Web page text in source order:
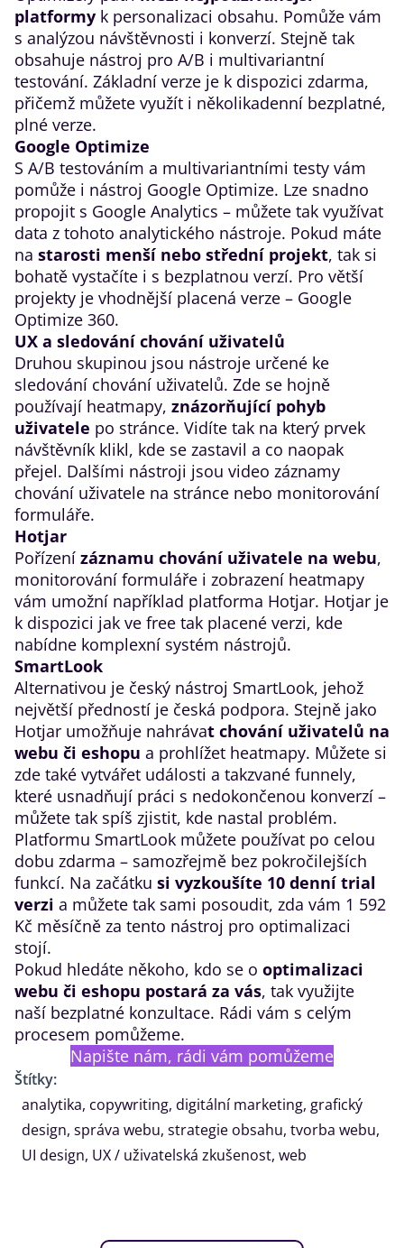
platformy k personalizaci obsahu. Pomůže vám
s analýzou návštěvnosti i konverzí. Stejně tak
obsahuje nástroj pro A/B i multivariantní
testování. Základní verze je k dispozici zdarma,
přičemž můžete využít i několikadenní bezplatné,
plné verze.
Google Optimize
S A/B testováním a multivariantními testy vám
pomůže i nástroj Google Optimize. Lze snadno
propojit s Google Analytics – můžete tak využívat
data z tohoto analytického nástroje. Pokud máte
na starosti menší nebo střední projekt, tak si
bohatě vystačíte i s bezplatnou verzí. Pro větší
projekty je vhodnější placená verze – Google
Optimize 360.
UX a sledování chování uživatelů
Druhou skupinou jsou nástroje určené ke
sledování chování uživatelů. Zde se hojně
používají heatmapy, znázorňující pohyb
uživatele po stránce. Vidíte tak na který prvek
návštěvník klikl, kde se zastavil a co naopak
přejel. Dalšími nástroji jsou video záznamy
chování uživatele na stránce nebo monitorování
formuláře.
Hotjar
Pořízení záznamu chování uživatele na webu,
monitorování formuláře i zobrazení heatmapy
vám umožní například platforma Hotjar. Hotjar je
k dispozici jak ve free tak placené verzi, kde
nabídne komplexní systém nástrojů.
SmartLook
Alternativou je český nástroj SmartLook, jehož
největší předností je česká podpora. Stejně jako
Hotjar umožňuje nahrávat chování uživatelů na
webu či eshopu a prohlížet heatmapy. Můžete si
zde také vytvářet události a takzvané funnely,
které usnadňují práci s nedokončenou konverzí –
můžete tak spíš zjistit, kde nastal problém.
Platformu SmartLook můžete používat po celou
dobu zdarma – samozřejmě bez pokročilejších
funkcí. Na začátku si vyzkoušíte 10 denní trial
verzi a můžete tak sami posoudit, zda vám 1 592
Kč měsíčně za tento nástroj pro optimalizaci
stojí.
Pokud hledáte někoho, kdo se o optimalizaci
webu či eshopu postará za vás, tak využijte
naší bezplatné konzultace. Rádi vám s celým
procesem pomůžeme.
Napište nám, rádi vám pomůžeme
Štítky:
analytika, copywriting, digitální marketing, grafický
design, správa webu, strategie obsahu, tvorba webu,
UI design, UX / uživatelská zkušenost, web